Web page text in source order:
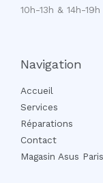
10h-13h & 14h-19h
Navigation
Accueil
Services
Réparations
Contact
Magasin Asus Paris